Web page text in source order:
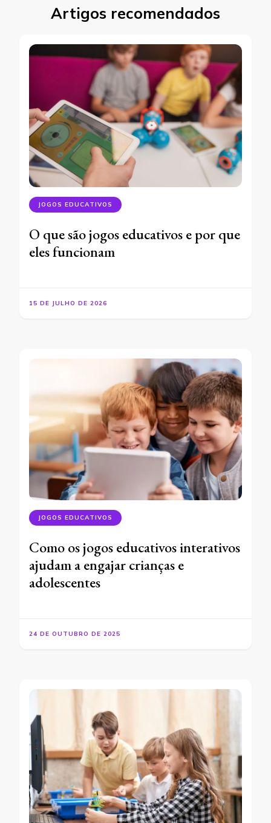
Artigos recomendados
JOGOS EDUCATIVOS
O que são jogos educativos e por que
eles funcionam
15 DE JULHO DE 2026
JOGOS EDUCATIVOS
Como os jogos educativos interativos
ajudam a engajar crianças e
adolescentes
24 DE OUTUBRO DE 2025